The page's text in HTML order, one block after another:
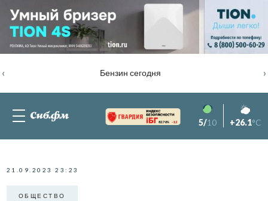
Бензин сегодня
‹ ›
82.76% -1.2 5/10 +26.1°C
21.09.2023 23:23
ОБЩЕСТВО